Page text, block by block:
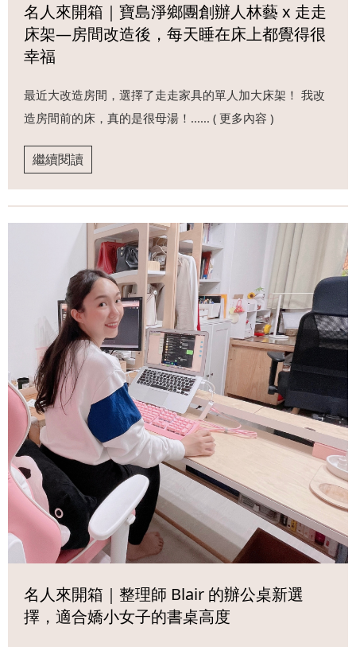
名人來開箱｜寶島淨鄉團創辦人林藝 x 走走
床架—房間改造後，每天睡在床上都覺得很
幸福
最近大改造房間，選擇了走走家具的單人加大床架！ 我改
造房間前的床，真的是很母湯！...... ( 更多內容 )
繼續閱讀
名人來開箱｜整理師 Blair 的辦公桌新選
擇，適合嬌小女子的書桌高度